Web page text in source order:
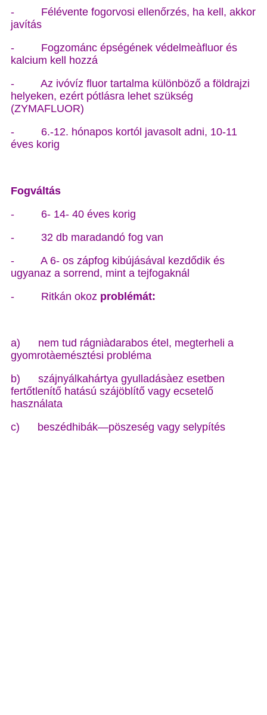
- Félévente fogorvosi ellenőrzés, ha kell, akkor
javítás
- Fogzománc épségének védelmeàfluor és
kalcium kell hozzá
- Az ivóvíz fluor tartalma különböző a földrajzi
helyeken, ezért pótlásra lehet szükség
(ZYMAFLUOR)
- 6.-12. hónapos kortól javasolt adni, 10-11
éves korig
Fogváltás
- 6- 14- 40 éves korig
- 32 db maradandó fog van
- A 6- os zápfog kibújásával kezdődik és
ugyanaz a sorrend, mint a tejfogaknál
- Ritkán okoz problémát:
a) nem tud rágniàdarabos étel, megterheli a
gyomrotàemésztési probléma
b) szájnyálkahártya gyulladásàez esetben
fertőtlenítő hatású szájöblítő vagy ecsetelő
használata
c) beszédhibák—pöszeség vagy selypítés